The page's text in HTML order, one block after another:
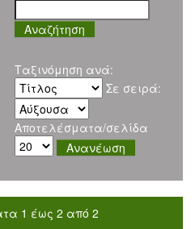
Ταξινόμηση ανά:
Σε σειρά:
Αποτελέσματα/σελίδα
1 έως 2 από 2